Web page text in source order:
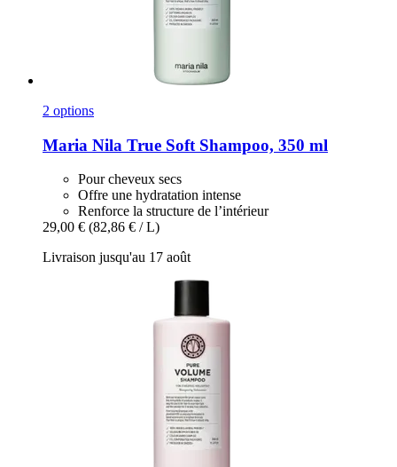
2 options
Maria Nila True Soft Shampoo, 350 ml
Pour cheveux secs
Offre une hydratation intense
Renforce la structure de l’intérieur
29,00 € (82,86 € / L)
Livraison jusqu'au 17 août